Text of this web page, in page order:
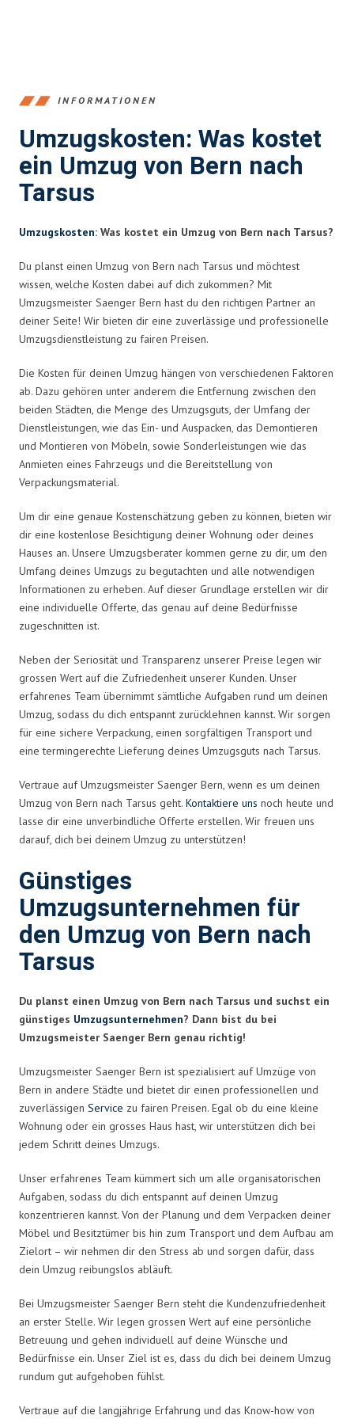
INFORMATIONEN
Umzugskosten: Was kostet
ein Umzug von Bern nach
Tarsus
Umzugskosten: Was kostet ein Umzug von Bern nach Tarsus?
Du planst einen Umzug von Bern nach Tarsus und möchtest
wissen, welche Kosten dabei auf dich zukommen? Mit
Umzugsmeister Saenger Bern hast du den richtigen Partner an
deiner Seite! Wir bieten dir eine zuverlässige und professionelle
Umzugsdienstleistung zu fairen Preisen.
Die Kosten für deinen Umzug hängen von verschiedenen Faktoren
ab. Dazu gehören unter anderem die Entfernung zwischen den
beiden Städten, die Menge des Umzugsguts, der Umfang der
Dienstleistungen, wie das Ein- und Auspacken, das Demontieren
und Montieren von Möbeln, sowie Sonderleistungen wie das
Anmieten eines Fahrzeugs und die Bereitstellung von
Verpackungsmaterial.
Um dir eine genaue Kostenschätzung geben zu können, bieten wir
dir eine kostenlose Besichtigung deiner Wohnung oder deines
Hauses an. Unsere Umzugsberater kommen gerne zu dir, um den
Umfang deines Umzugs zu begutachten und alle notwendigen
Informationen zu erheben. Auf dieser Grundlage erstellen wir dir
eine individuelle Offerte, das genau auf deine Bedürfnisse
zugeschnitten ist.
Neben der Seriosität und Transparenz unserer Preise legen wir
grossen Wert auf die Zufriedenheit unserer Kunden. Unser
erfahrenes Team übernimmt sämtliche Aufgaben rund um deinen
Umzug, sodass du dich entspannt zurücklehnen kannst. Wir sorgen
für eine sichere Verpackung, einen sorgfältigen Transport und
eine termingerechte Lieferung deines Umzugsguts nach Tarsus.
Vertraue auf Umzugsmeister Saenger Bern, wenn es um deinen
Umzug von Bern nach Tarsus geht. Kontaktiere uns noch heute und
lasse dir eine unverbindliche Offerte erstellen. Wir freuen uns
darauf, dich bei deinem Umzug zu unterstützen!
Günstiges
Umzugsunternehmen für
den Umzug von Bern nach
Tarsus
Du planst einen Umzug von Bern nach Tarsus und suchst ein
günstiges Umzugsunternehmen? Dann bist du bei
Umzugsmeister Saenger Bern genau richtig!
Umzugsmeister Saenger Bern ist spezialisiert auf Umzüge von
Bern in andere Städte und bietet dir einen professionellen und
zuverlässigen Service zu fairen Preisen. Egal ob du eine kleine
Wohnung oder ein grosses Haus hast, wir unterstützen dich bei
jedem Schritt deines Umzugs.
Unser erfahrenes Team kümmert sich um alle organisatorischen
Aufgaben, sodass du dich entspannt auf deinen Umzug
konzentrieren kannst. Von der Planung und dem Verpacken deiner
Möbel und Besitztümer bis hin zum Transport und dem Aufbau am
Zielort – wir nehmen dir den Stress ab und sorgen dafür, dass
dein Umzug reibungslos abläuft.
Bei Umzugsmeister Saenger Bern steht die Kundenzufriedenheit
an erster Stelle. Wir legen grossen Wert auf eine persönliche
Betreuung und gehen individuell auf deine Wünsche und
Bedürfnisse ein. Unser Ziel ist es, dass du dich bei deinem Umzug
rundum gut aufgehoben fühlst.
Vertraue auf die langjährige Erfahrung und das Know-how von